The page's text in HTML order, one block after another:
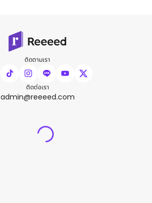
ติดตามเรา
ติดต่อเรา
admin@reeeed.com